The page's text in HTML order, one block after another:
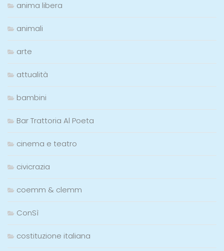
anima libera
animali
arte
attualità
bambini
Bar Trattoria Al Poeta
cinema e teatro
civicrazia
coemm & clemm
ConSì
costituzione italiana